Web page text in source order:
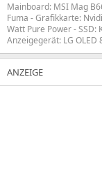
Mainboard: MSI Mag
Fuma - Grafikkarte:
Watt Pure Power - SSD:
Anzeigegerät: LG OLED